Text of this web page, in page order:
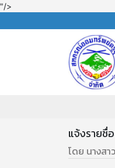
"/>
แจ้งรายชื่
โดย นางส